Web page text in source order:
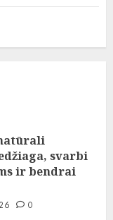
svarbi
ir bendrai
0